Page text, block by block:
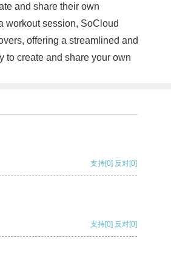
and share their own
workout session, SoCloud
offering a streamlined and
to create and share your own
支持[0] 反对[0]
支持[0] 反对[0]